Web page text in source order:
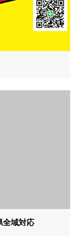
全域対応